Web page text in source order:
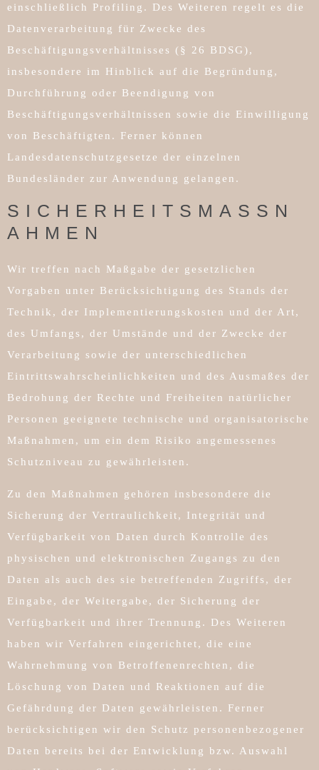
einschließlich Profiling. Des Weiteren regelt es die
Datenverarbeitung für Zwecke des
Beschäftigungsverhältnisses (§ 26 BDSG),
insbesondere im Hinblick auf die Begründung,
Durchführung oder Beendigung von
Beschäftigungsverhältnissen sowie die Einwilligung
von Beschäftigten. Ferner können
Landesdatenschutzgesetze der einzelnen
Bundesländer zur Anwendung gelangen.
SICHERHEITSMASSNA
HMEN
Wir treffen nach Maßgabe der gesetzlichen
Vorgaben unter Berücksichtigung des Stands der
Technik, der Implementierungskosten und der Art,
des Umfangs, der Umstände und der Zwecke der
Verarbeitung sowie der unterschiedlichen
Eintrittswahrscheinlichkeiten und des Ausmaßes der
Bedrohung der Rechte und Freiheiten natürlicher
Personen geeignete technische und organisatorische
Maßnahmen, um ein dem Risiko angemessenes
Schutzniveau zu gewährleisten.
Zu den Maßnahmen gehören insbesondere die
Sicherung der Vertraulichkeit, Integrität und
Verfügbarkeit von Daten durch Kontrolle des
physischen und elektronischen Zugangs zu den
Daten als auch des sie betreffenden Zugriffs, der
Eingabe, der Weitergabe, der Sicherung der
Verfügbarkeit und ihrer Trennung. Des Weiteren
haben wir Verfahren eingerichtet, die eine
Wahrnehmung von Betroffenenrechten, die
Löschung von Daten und Reaktionen auf die
Gefährdung der Daten gewährleisten. Ferner
berücksichtigen wir den Schutz personenbezogener
Daten bereits bei der Entwicklung bzw. Auswahl